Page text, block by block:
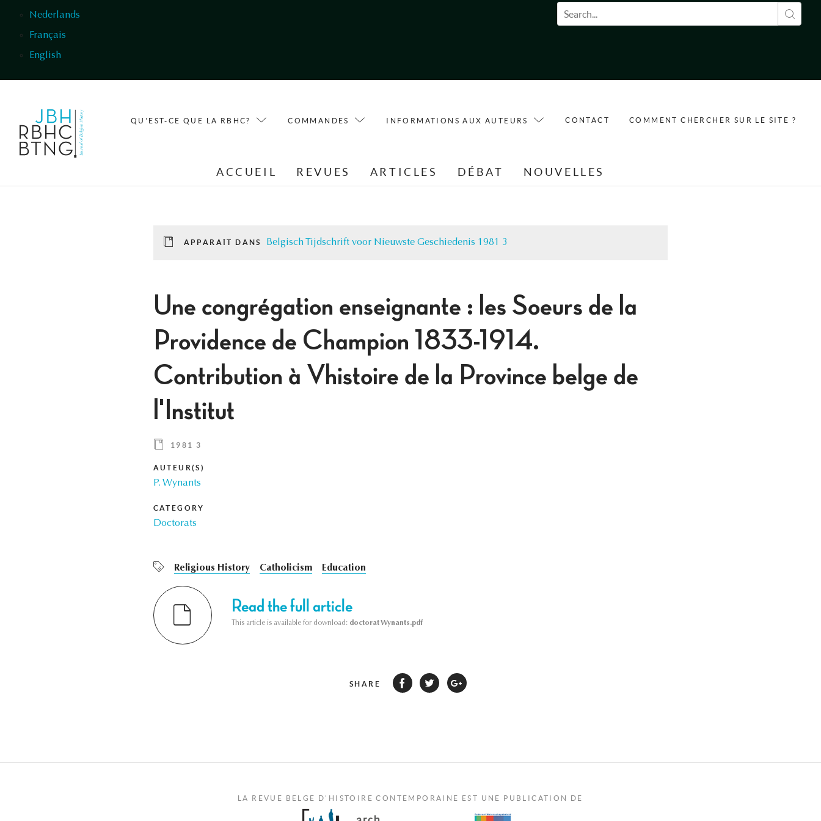
Nederlands
Français
English
Formulaire de recherche
QU'EST-CE QUE LA RBHC? COMMANDES INFORMATIONS AUX AUTEURS CONTACT COMMENT CHERCHER SUR LE SITE ?
ACCUEIL REVUES ARTICLES DÉBAT NOUVELLES
APPARAÎT DANS Belgisch Tijdschrift voor Nieuwste Geschiedenis 1981 3
Une congrégation enseignante : les Soeurs de la
Providence de Champion 1833-1914.
Contribution à Vhistoire de la Province belge de
l'Institut
1981 3
AUTEUR(S)
P. Wynants
CATEGORY
Doctorats
Religious History Catholicism Education
Read the full article
This article is available for download: doctorat Wynants.pdf
SHARE
LA REVUE BELGE D'HISTOIRE CONTEMPORAINE EST UNE PUBLICATION DE